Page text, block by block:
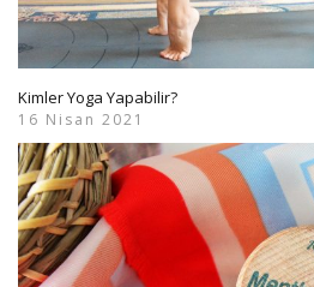
Kimler Yoga Yapabilir?
16 Nisan 2021